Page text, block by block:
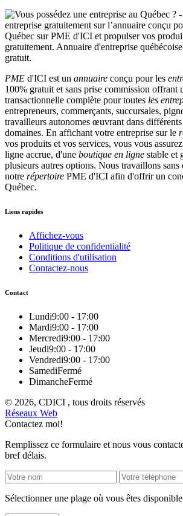
PME d'ICI est un annuaire conçu pour les
100% gratuit et sans prise commission offrant
transactionnelle complète pour toutes les
entrepreneurs, commerçants, succursales,
travailleurs autonomes œuvrant dans différents
domaines. En affichant votre entreprise sur le
vos produits et vos services, vous vous
ligne accrue, d'une boutique en ligne stable et
plusieurs autres options. Nous travaillons sans
notre répertoire PME d'ICI afin d'offrir un
Québec.
Liens rapides
Affichez-vous
Politique de confidentialité
Conditions d'utilisation
Contactez-nous
Contact
Lundi9:00 - 17:00
Mardi9:00 - 17:00
Mercredi9:00 - 17:00
Jeudi9:00 - 17:00
Vendredi9:00 - 17:00
SamediFermé
DimancheFermé
© 2026, CDICI , tous droits réservés
Réseaux Web
Contactez moi!
Remplissez ce formulaire et nous vous
bref délais.
Sélectionner une plage où vous êtes disponible